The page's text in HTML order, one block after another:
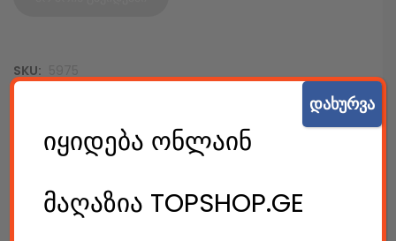
SKU:
SHARE:იყიდება ონლაინ
მაღაზია TOPSHOP.GE
დახურვა